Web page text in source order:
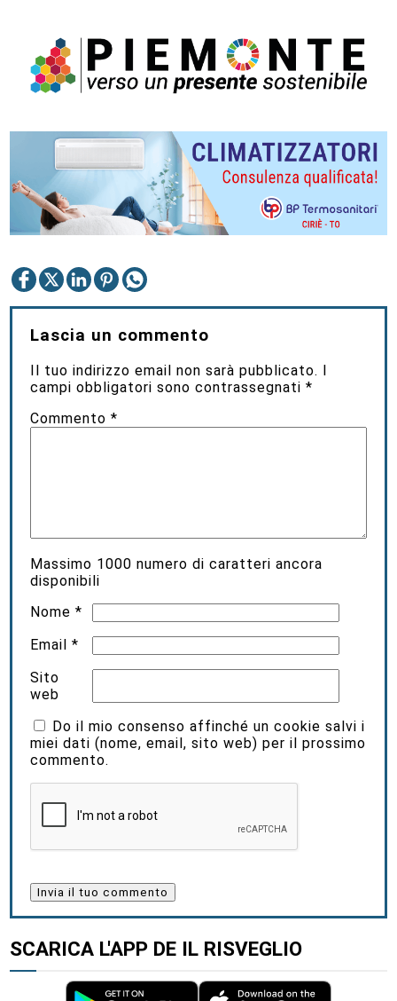
Lascia un commento
Il tuo indirizzo email non sarà pubblicato. I
campi obbligatori sono contrassegnati*
Commento*
Massimo 1000 numero di caratteri ancora
disponibili
Nome*
Email*
Sito
web
Do il mio consenso affinché un cookie salvi i
miei dati (nome, email, sito web) per il prossimo
commento.
SCARICA L'APP DE IL RISVEGLIO